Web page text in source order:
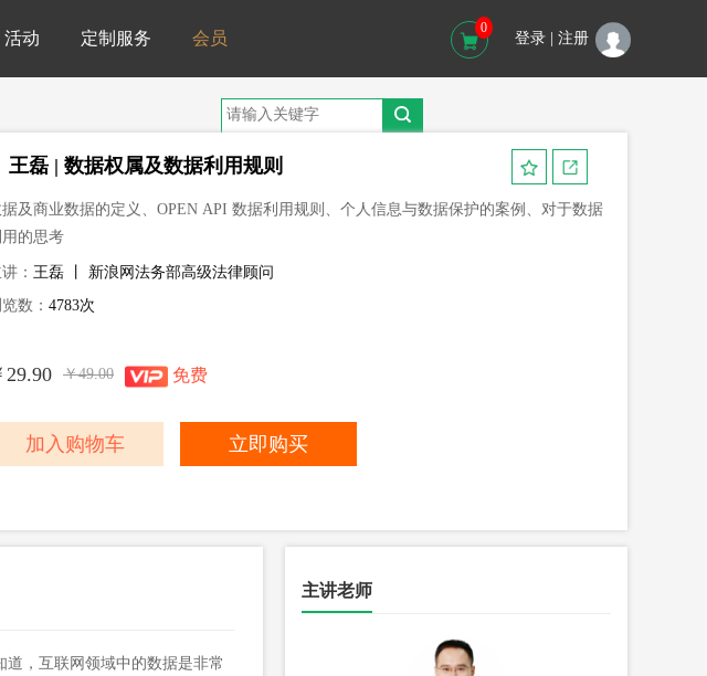
活动 定制服务 会员 登录 | 注册
0
王磊 | 数据权属及数据利用规则
及商业数据的定义、OPEN API 数据利用规则、个人信息与数据保护的案例、对于数据
的思考
： 王磊 丨 新浪网法务部高级法律顾问
数： 4783次
29.90 ￥49.00 免费
加入购物车 立即购买
，互联网领域中的数据是非常
主讲老师